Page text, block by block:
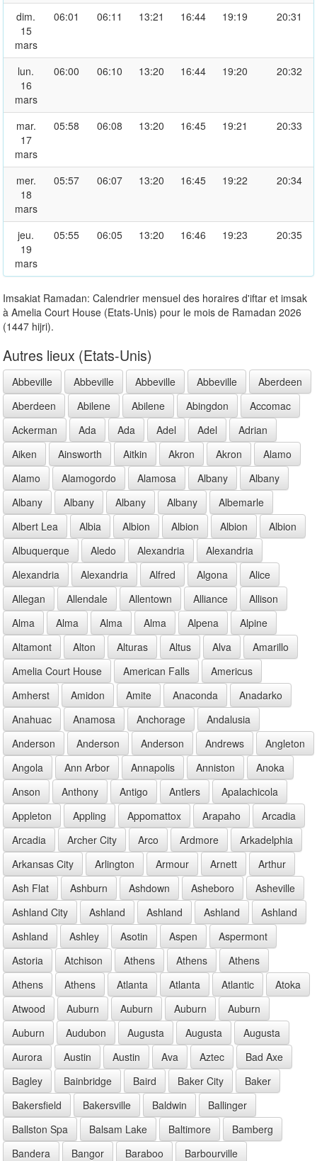
dim.
15
mars
06:01 06:11 13:21 16:44 19:19 20:31
lun.
16
mars
06:00 06:10 13:20 16:44 19:20 20:32
mar.
17
mars
05:58 06:08 13:20 16:45 19:21 20:33
mer.
18
mars
05:57 06:07 13:20 16:45 19:22 20:34
jeu.
19
mars
05:55 06:05 13:20 16:46 19:23 20:35
Imsakiat Ramadan: Calendrier mensuel des horaires d'iftar et imsak
à Amelia Court House (Etats-Unis) pour le mois de Ramadan 2026
(1447 hijri).
Autres lieux (Etats-Unis)
Abbeville Abbeville Abbeville Abbeville
Aberdeen
Aberdeen
Abilene Abilene Abingdon
Accomac
Ackerman
Ada Ada Adel Adel
Adrian
Aiken
Ainsworth Aitkin Akron Akron
Alamo
Alamo
Alamogordo Alamosa Albany
Albany
Albany
Albany Albany Albany
Albemarle
Albert Lea
Albia Albion Albion Albion
Albion
Albuquerque
Aledo Alexandria
Alexandria
Alexandria
Alexandria Alfred Algona
Alice
Allegan
Allendale Allentown Alliance
Allison
Alma
Alma Alma Alma Alpena
Alpine
Altamont
Alton Alturas Altus Alva
Amarillo
Amelia Court House
American Falls
Americus
Amherst
Amidon Amite Anaconda
Anadarko
Anahuac
Anamosa Anchorage
Andalusia
Anderson
Anderson Anderson Andrews
Angleton
Angola
Ann Arbor Annapolis Anniston
Anoka
Anson
Anthony Antigo Antlers
Apalachicola
Appleton
Appling Appomattox Arapaho
Arcadia
Arcadia
Archer City Arco Ardmore
Arkadelphia
Arkansas City
Arlington Armour Arnett
Arthur
Ash Flat
Ashburn Ashdown Asheboro
Asheville
Ashland City
Ashland Ashland Ashland
Ashland
Ashland
Ashley Asotin Aspen
Aspermont
Astoria
Atchison Athens Athens
Athens
Athens
Athens Atlanta Atlanta Atlantic
Atoka
Atwood
Auburn Auburn Auburn
Auburn
Auburn
Audubon Augusta Augusta
Augusta
Aurora
Austin Austin Ava Aztec
Bad Axe
Bagley
Bainbridge Baird Baker City
Baker
Bakersfield
Bakersville Baldwin
Ballinger
Ballston Spa
Balsam Lake Baltimore
Bamberg
Bandera
Bangor Baraboo
Barbourville